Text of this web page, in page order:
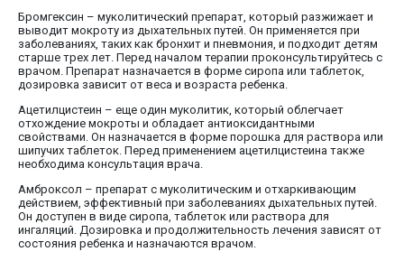
Бромгексин – муколитический препарат, который разжижает и
выводит мокроту из дыхательных путей. Он применяется при
заболеваниях, таких как бронхит и пневмония, и подходит детям
старше трех лет. Перед началом терапии проконсультируйтесь с
врачом. Препарат назначается в форме сиропа или таблеток,
дозировка зависит от веса и возраста ребенка.
Ацетилцистеин – еще один муколитик, который облегчает
отхождение мокроты и обладает антиоксидантными
свойствами. Он назначается в форме порошка для раствора или
шипучих таблеток. Перед применением ацетилцистеина также
необходима консультация врача.
Амброксол – препарат с муколитическим и отхаркивающим
действием, эффективный при заболеваниях дыхательных путей.
Он доступен в виде сиропа, таблеток или раствора для
ингаляций. Дозировка и продолжительность лечения зависят от
состояния ребенка и назначаются врачом.